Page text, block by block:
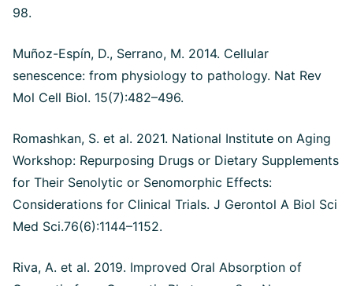
98.
Muñoz-Espín, D., Serrano, M. 2014. Cellular
senescence: from physiology to pathology. Nat Rev
Mol Cell Biol. 15(7):482–496.
Romashkan, S. et al. 2021. National Institute on Aging
Workshop: Repurposing Drugs or Dietary Supplements
for Their Senolytic or Senomorphic Effects:
Considerations for Clinical Trials. J Gerontol A Biol Sci
Med Sci.76(6):1144–1152.
Riva, A. et al. 2019. Improved Oral Absorption of